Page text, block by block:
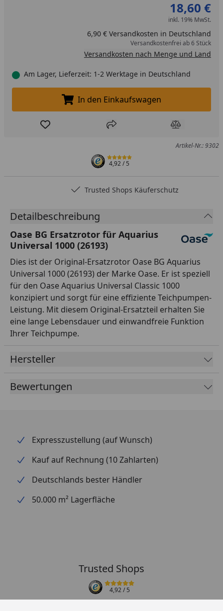
18,60 €
inkl. 19% MwSt.
6,90 € Versandkosten in Deutschland
Versandkostenfrei ab 6 Stück
Versandkosten nach Menge und Land
Am Lager, Lieferzeit: 1-2 Werktage in Deutschland
In den Einkaufswagen legen
In den Einkaufswagen
Produkt zur Wunschliste hinzufügen
Teilen Produkt
Artikel-Nr.: 9302
4,92/ 5
Trusted Shops Käuferschutz
Detailbeschreibung
Oase BG Ersatzrotor für Aquarius
Universal 1000 (26193)
Dies ist der Original-Ersatzrotor Oase BG Aquarius
Universal 1000 (26193) der Marke Oase. Er ist speziell
für den Oase Aquarius Universal Classic 1000
konzipiert und sorgt für eine effiziente Teichpumpen-
Leistung. Mit diesem Original-Ersatzteil erhalten Sie
eine lange Lebensdauer und einwandfreie Funktion
Ihrer Teichpumpe.
Hersteller
Bewertungen
Expresszustellung (auf Wunsch)
Kauf auf Rechnung (10 Zahlarten)
Deutschlands bester Händler
50.000 m² Lagerfläche
Trusted Shops
4,92/ 5